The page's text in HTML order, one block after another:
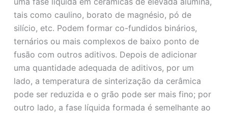
tais como caulino, borato de magnésio, pó de
silício, etc. Podem formar co-fundidos binários,
ternários ou mais complexos de baixo ponto de
fusão com outros aditivos. Depois de adicionar
uma quantidade adequada de aditivos, por um
lado, a temperatura de sinterização da cerâmica
pode ser reduzida e o grão pode ser mais fino; por
outro lado, a fase líquida formada é semelhante ao